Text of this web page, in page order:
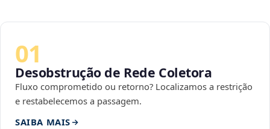
01
Desobstrução de Rede Coletora
Fluxo comprometido ou retorno? Localizamos a restrição
e restabelecemos a passagem.
SAIBA MAIS